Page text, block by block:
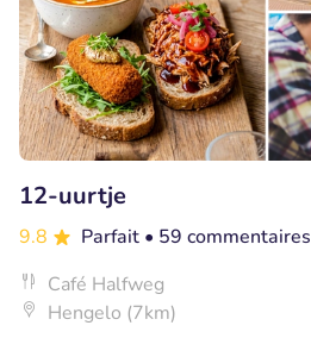
12-uurtje
9.8 Parfait • 59 commentaires
Café Halfweg
Hengelo (7km)